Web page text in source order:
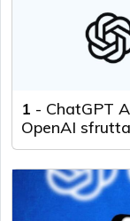
1 - ChatGPT
OpenAI